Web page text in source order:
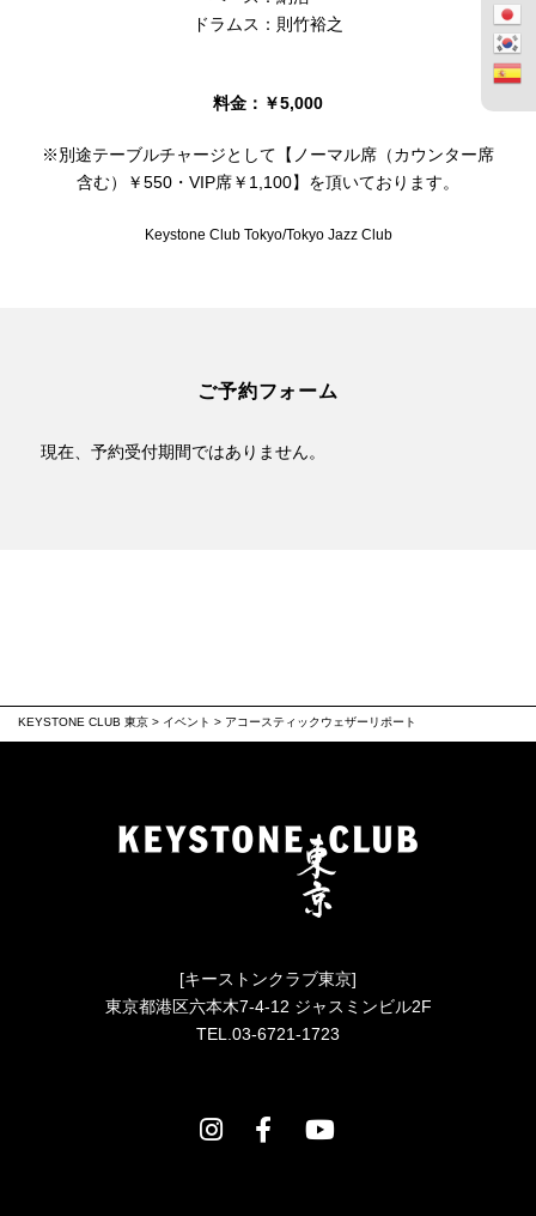
ドラムス：則竹裕之
料金：￥5,000
※別途テーブルチャージとして【ノーマル席（カウンター席
含む）￥550・VIP席￥1,100】を頂いております。
Keystone Club Tokyo/Tokyo Jazz Club
ご予約フォーム
現在、予約受付期間ではありません。
KEYSTONE CLUB 東京 > イベント > アコースティックウェザーリポート
[キーストンクラブ東京]
東京都港区六本木7-4-12 ジャスミンビル2F
TEL.03-6721-1723